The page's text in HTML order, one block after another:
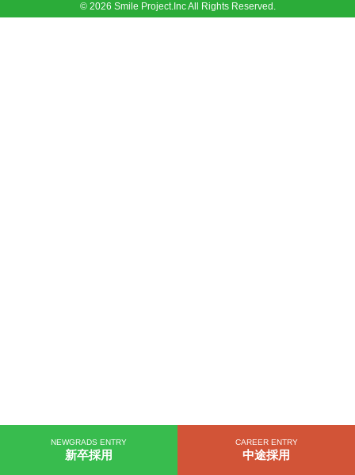
NEWGRADS ENTRY
新卒採用
CAREER ENTRY
中途採用
© 2026 Smile Project.Inc All Rights Reserved.